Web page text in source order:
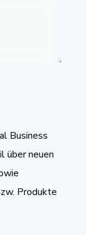
Business
über neuen
Produkte